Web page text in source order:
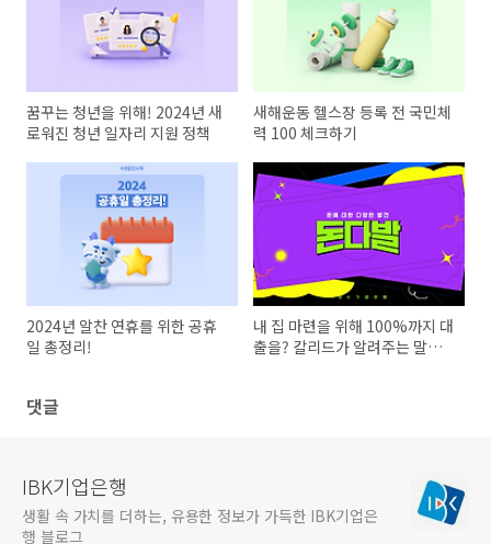
꿈꾸는 청년을 위해! 2024년 새
로워진 청년 일자리 지원 정책
새해운동 헬스장 등록 전 국민체
력 100 체크하기
2024년 알찬 연휴를 위한 공휴
일 총정리!
내 집 마련을 위해 100%까지 대
출을? 칼리드가 알려주는 말레
댓글
IBK기업은행
생활 속 가치를 더하는, 유용한 정보가 가득한 IBK기업은
행 블로그